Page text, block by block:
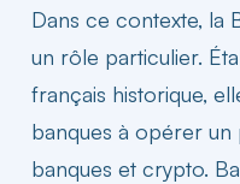
Dans ce contexte, la
un rôle particulier.
français historique,
banques à opérer
banques et crypto.